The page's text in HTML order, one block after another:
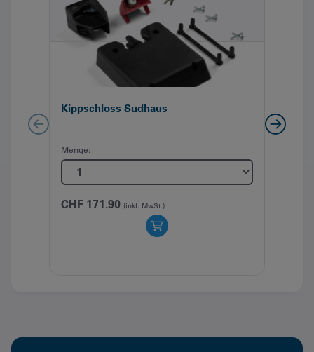
Kippschloss Sudhaus
Menge:
CHF 171.90 (inkl. MwSt.)